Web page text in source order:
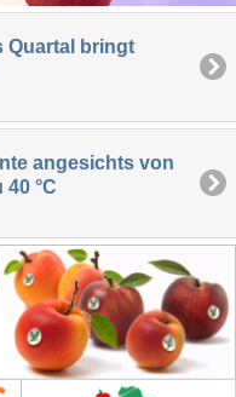
Quartal bringt
angesichts von
°C